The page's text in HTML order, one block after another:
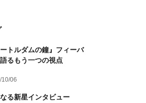
ートルダムの鐘』フィーバ
るもう一つの視点
06
る新星インタビュー